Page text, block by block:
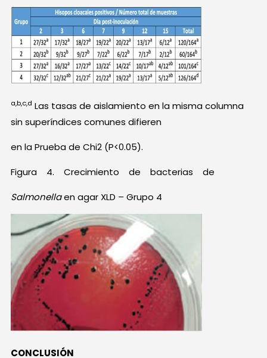
a,b,c,d Las tasas de aislamiento en la misma columna
sin superíndices comunes difieren
en la Prueba de Chi2 (P<0.05).
Figura 4. Crecimiento de bacterias de
Salmonellaen agar XLD – Grupo 4
CONCLUSIÓN